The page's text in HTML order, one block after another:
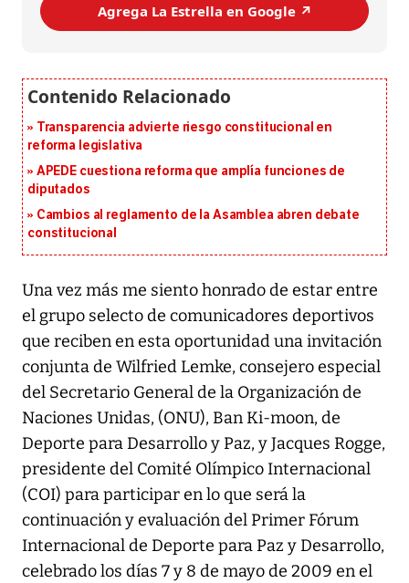
Agrega La Estrella en Google ↗️
Transparencia advierte riesgo constitucional en
reforma legislativa
APEDE cuestiona reforma que amplía funciones de
diputados
Cambios al reglamento de la Asamblea abren debate
constitucional
Una vez más me siento honrado de estar entre
el grupo selecto de comunicadores deportivos
que reciben en esta oportunidad una invitación
conjunta de Wilfried Lemke, consejero especial
del Secretario General de la Organización de
Naciones Unidas, (ONU), Ban Ki-moon, de
Deporte para Desarrollo y Paz, y Jacques Rogge,
presidente del Comité Olímpico Internacional
(COI) para participar en lo que será la
continuación y evaluación del Primer Fórum
Internacional de Deporte para Paz y Desarrollo,
celebrado los días 7 y 8 de mayo de 2009 en el